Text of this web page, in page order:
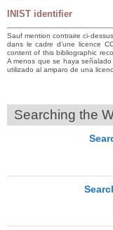
INIST identifier
Sauf mention contraire ci-
dans le cadre d’une licence
content of this bibliographic
A menos que se haya
utilizado al amparo de una
Searching the